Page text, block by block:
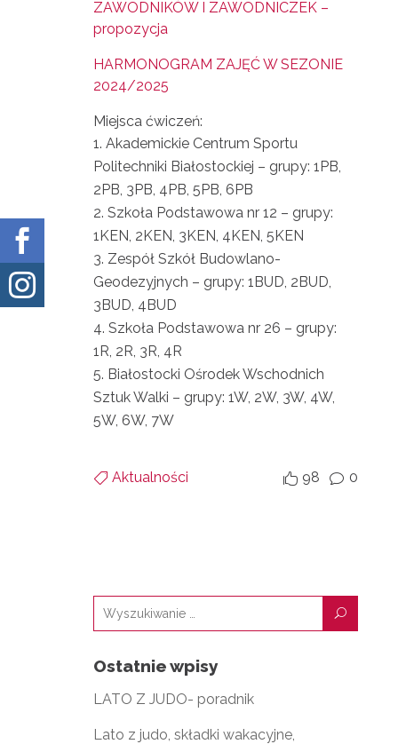


ZAWODNIKÓW I ZAWODNICZEK –
propozycja
HARMONOGRAM ZAJĘĆ W SEZONIE
2024/2025
Miejsca ćwiczeń:
Akademickie Centrum Sportu
Politechniki Białostockiej – grupy: 1PB,
2PB, 3PB, 4PB, 5PB, 6PB
Szkoła Podstawowa nr 12 – grupy:
1KEN, 2KEN, 3KEN, 4KEN, 5KEN
Zespół Szkół Budowlano-
Geodezyjnych – grupy: 1BUD, 2BUD,
3BUD, 4BUD
Szkoła Podstawowa nr 26 – grupy:
1R, 2R, 3R, 4R
Białostocki Ośrodek Wschodnich
Sztuk Walki – grupy: 1W, 2W, 3W, 4W,
5W, 6W, 7W
 Aktualności  98 v 0
U
Ostatnie wpisy
LATO Z JUDO- poradnik
Lato z judo, składki wakacyjne,